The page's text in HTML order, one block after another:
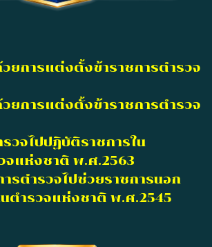
ยการแต่งตั้งข้าราชการตำรวจ
ยการแต่งตั้งข้าราชการตำรวจ
รวจไปปฏิบัติราชการใน
จแห่งชาติ พ.ศ.2563
ารตำรวจไปช่วยราชการนอก
ตำรวจแห่งชาติ พ.ศ.2545